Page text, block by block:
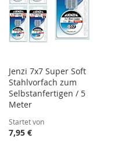
Jenzi 7x7 Super Soft
Stahlvorfach zum
Selbstanfertigen / 5
Meter
Startet von
7,95 €